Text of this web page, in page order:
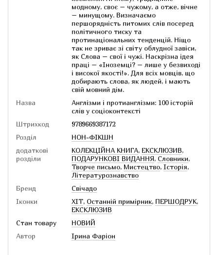
модному, своє – чужому, а отже, вічне
– минущому. Визначаємо
першорядність питомих слів посеред
політичного тиску та
протинаціональних тенденцій. Ніщо
так не зриває зі світу облудної завіси,
як Слова – свої і чужі. Наскрізна ідея
праці – «Іноземці? – лише у безвиході
і високої якості!». Для всіх мовців, що
добирають слова, як людей, і мають
свій мовний дім.
Назва
Англізми і протианглізми: 100 історій
слів у соціоконтексті
Штрихкод
9789669387172
Розділ
НОН-ФІКШН
додаткові
розділи
КОЛЕКЦІЙНА КНИГА, ЕКСКЛЮЗИВ,
ПОДАРУНКОВІ ВИДАННЯ, Словники,
Творче письмо, Мистецтво, Історія,
Літературознавство
Бренд
Свічадо
Іконки
ХІТ, Останній примірник, ПЕРШОДРУК,
ЕКСКЛЮЗИВ
Стан товару
НОВИЙ
Автор
Ірина Фаріон